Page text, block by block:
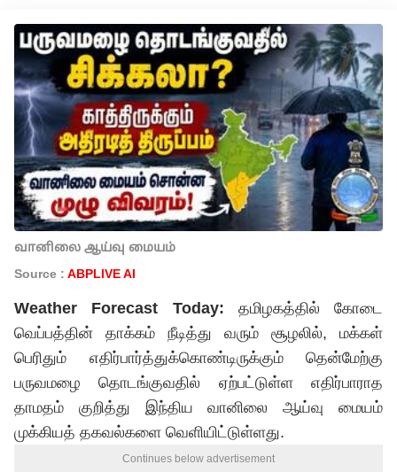
வானிலை ஆய்வு மையம்
Source : ABPLIVE AI
Weather Forecast Today: தமிழகத்தில் கோடை
வெப்பத்தின் தாக்கம் நீடித்து வரும் சூழலில், மக்கள்
பெரிதும் எதிர்பார்த்துக்கொண்டிருக்கும் தென்மேற்கு
பருவமழை தொடங்குவதில் ஏற்பட்டுள்ள எதிர்பாராத
தாமதம் குறித்து இந்திய வானிலை ஆய்வு மையம்
முக்கியத் தகவல்களை வெளியிட்டுள்ளது.
Continues below advertisement